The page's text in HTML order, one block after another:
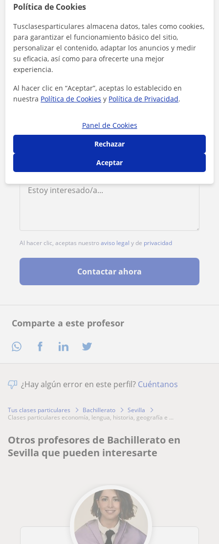
Comparte a este profesor
Contacta con Fernando
Tarifa 12 €/h
1ª clase gratis
Al hacer clic, aceptas nuestroaviso legal y de privacidad
Contactar ahora
¿Hay algún error en este perfil? Cuéntanos
Tus clases particulares Bachillerato
Sevilla
clases particulares economía, lengua, historia, geografía e ...
Otros profesores de Bachillerato en
Sevilla que pueden interesarte
Política de Cookies
Tusclasesparticulares almacena datos, tales como cookies,
para garantizar el funcionamiento básico del sitio,
personalizar el contenido, adaptar los anuncios y medir
su eficacia, así como para ofrecerte una mejor
experiencia.
Al hacer clic en “Aceptar”, aceptas lo establecido en
nuestra Política de Cookies y Política de Privacidad.
Panel de Cookies
Rechazar
Aceptar